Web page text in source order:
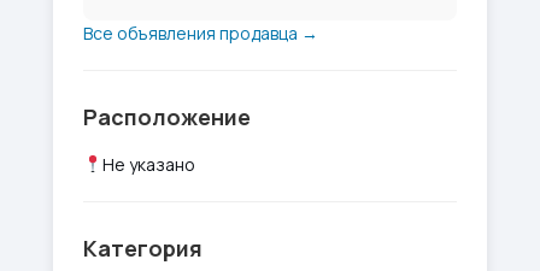
Все объявления продавца →
Расположение
Не указано
Категория